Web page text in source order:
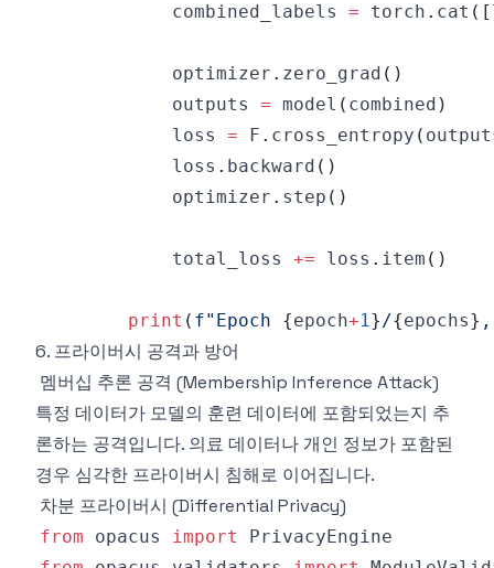
            combined_labels
= torch . cat ( [
            optimizer
. zero_grad ( )
            outputs
= model ( combined )
            loss
= F . cross_entropy (
            loss
. backward ( )
            optimizer
. step ( )
            total_loss
+= loss . item ( )
print ( f"Epoch {epoch+1}/{epochs}
6. 프라이버시 공격과 방어
멤버십 추론 공격 (Membership Inference Attack)
특정 데이터가 모델의 훈련 데이터에 포함되었는지 추
론하는 공격입니다. 의료 데이터나 개인 정보가 포함된
경우 심각한 프라이버시 침해로 이어집니다.
차분 프라이버시 (Differential Privacy)
from opacus import